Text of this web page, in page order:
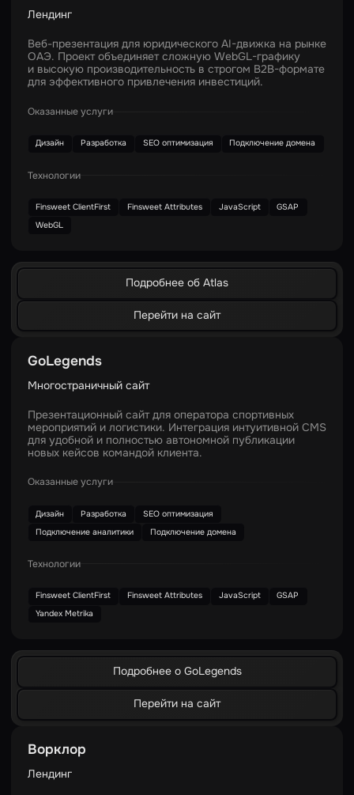
Лендинг
Веб-презентация для юридического AI-движка на рынке
ОАЭ. Проект объединяет сложную WebGL-графику
и высокую производительность в строгом B2B-формате
для эффективного привлечения инвестиций.
Оказанные услуги
Дизайн Разработка SEO оптимизация Подключение домена
Технологии
Finsweet ClientFirst Finsweet Attributes JavaScript
GSAP
WebGL
Подробнее об Atlas
Перейти на сайт
GoLegends
Многостраничный сайт
Презентационный сайт для оператора спортивных
мероприятий и логистики. Интеграция интуитивной CMS
для удобной и полностью автономной публикации
новых кейсов командой клиента.
Оказанные услуги
Дизайн Разработка
SEO оптимизация
Подключение аналитики
Подключение домена
Технологии
Finsweet ClientFirst Finsweet Attributes JavaScript
GSAP
Yandex Metrika
Подробнее о GoLegends
Перейти на сайт
Ворклор
Лендинг